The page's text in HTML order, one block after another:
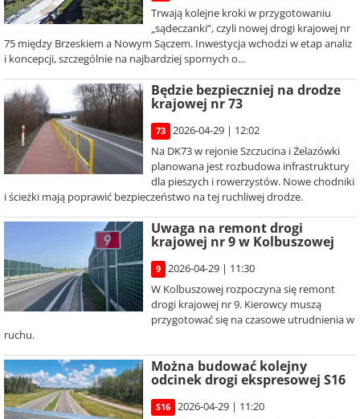
Trwają kolejne kroki w przygotowaniu
„sądeczanki”, czyli nowej drogi krajowej nr
75 między Brzeskiem a Nowym Sączem. Inwestycja wchodzi w etap analiz
i koncepcji, szczególnie na najbardziej spornych o...
Będzie bezpieczniej na drodze
krajowej nr 73
73
2026-04-29 | 12:02
Na DK73 w rejonie Szczucina i Żelazówki
planowana jest rozbudowa infrastruktury
dla pieszych i rowerzystów. Nowe chodniki
i ścieżki mają poprawić bezpieczeństwo na tej ruchliwej drodze.
Uwaga na remont drogi
krajowej nr 9 w Kolbuszowej
9
2026-04-29 | 11:30
W Kolbuszowej rozpoczyna się remont
drogi krajowej nr 9. Kierowcy muszą
przygotować się na czasowe utrudnienia w
ruchu.
Można budować kolejny
odcinek drogi ekspresowej S16
S16
2026-04-29 | 11:20